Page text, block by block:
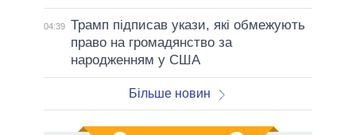
04:39 Трамп підписав укази, які обмежують
право на громадянство за
народженням у США
Більше новин